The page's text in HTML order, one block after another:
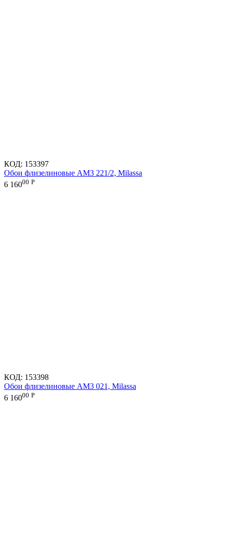
КОД: 153397
Обои флизелиновые AM3 221/2, Milassa
6 16000 Р
КОД: 153398
Обои флизелиновые AM3 021, Milassa
6 16000 Р